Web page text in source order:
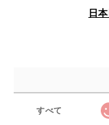
日
すべて